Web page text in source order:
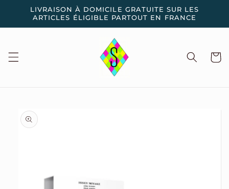
passer
contenu
LIVRAISON À DOMICILE GRATUITE SUR LES
ARTICLES ÉLIGIBLE PARTOUT EN FRANCE
Panier
Passer aux
informations
produits